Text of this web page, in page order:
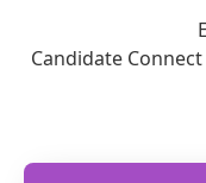
Candidate